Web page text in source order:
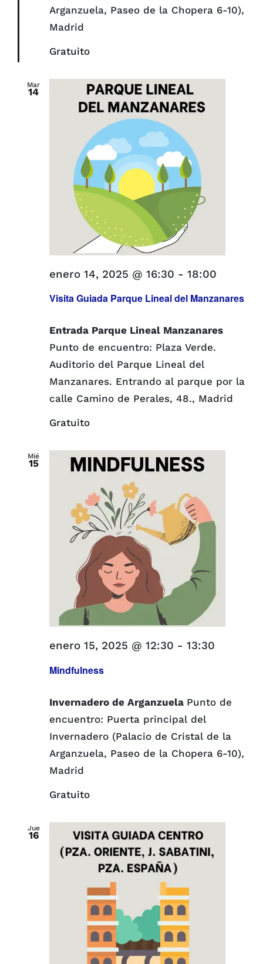
Arganzuela, Paseo de la Chopera 6-10),
Madrid
Gratuito
Mar
14
Visita Guiada Parque Lineal del Manzanares
enero 14, 2025 @ 16:30 - 18:00
Entrada Parque Lineal Manzanares
Punto de encuentro: Plaza Verde.
Auditorio del Parque Lineal del
Manzanares. Entrando al parque por la
calle Camino de Perales, 48., Madrid
Gratuito
Mié
15
Mindfulness
enero 15, 2025 @ 12:30 - 13:30
Invernadero de Arganzuela Punto de
encuentro: Puerta principal del
Invernadero (Palacio de Cristal de la
Arganzuela, Paseo de la Chopera 6-10),
Madrid
Gratuito
Jue
16